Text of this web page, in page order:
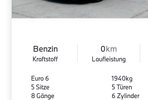
Benzin
Kraftstoff
0km
Laufleistung
Euro 6
5 Sitze
8 Gänge
1940kg
5 Türen
6 Zylinder